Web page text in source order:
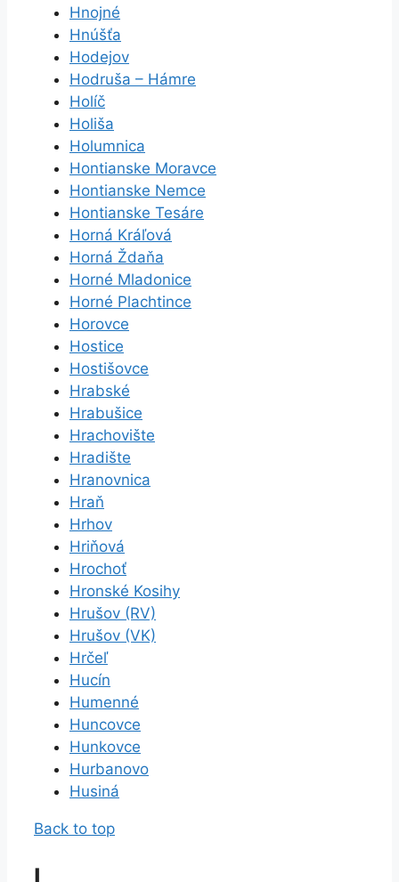
Hnojné
Hnúšťa
Hodejov
Hodruša – Hámre
Holíč
Holiša
Holumnica
Hontianske Moravce
Hontianske Nemce
Hontianske Tesáre
Horná Kráľová
Horná Ždaňa
Horné Mladonice
Horné Plachtince
Horovce
Hostice
Hostišovce
Hrabské
Hrabušice
Hrachovište
Hradište
Hranovnica
Hraň
Hrhov
Hriňová
Hrochoť
Hronské Kosihy
Hrušov (RV)
Hrušov (VK)
Hrčeľ
Hucín
Humenné
Huncovce
Hunkovce
Hurbanovo
Husiná
Back to top